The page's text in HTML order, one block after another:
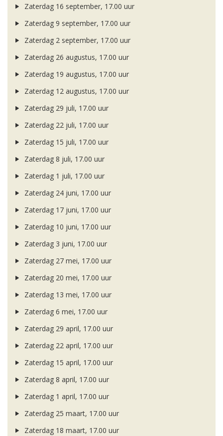
Zaterdag 16 september, 17.00 uur
Zaterdag 9 september, 17.00 uur
Zaterdag 2 september, 17.00 uur
Zaterdag 26 augustus, 17.00 uur
Zaterdag 19 augustus, 17.00 uur
Zaterdag 12 augustus, 17.00 uur
Zaterdag 29 juli, 17.00 uur
Zaterdag 22 juli, 17.00 uur
Zaterdag 15 juli, 17.00 uur
Zaterdag 8 juli, 17.00 uur
Zaterdag 1 juli, 17.00 uur
Zaterdag 24 juni, 17.00 uur
Zaterdag 17 juni, 17.00 uur
Zaterdag 10 juni, 17.00 uur
Zaterdag 3 juni, 17.00 uur
Zaterdag 27 mei, 17.00 uur
Zaterdag 20 mei, 17.00 uur
Zaterdag 13 mei, 17.00 uur
Zaterdag 6 mei, 17.00 uur
Zaterdag 29 april, 17.00 uur
Zaterdag 22 april, 17.00 uur
Zaterdag 15 april, 17.00 uur
Zaterdag 8 april, 17.00 uur
Zaterdag 1 april, 17.00 uur
Zaterdag 25 maart, 17.00 uur
Zaterdag 18 maart, 17.00 uur